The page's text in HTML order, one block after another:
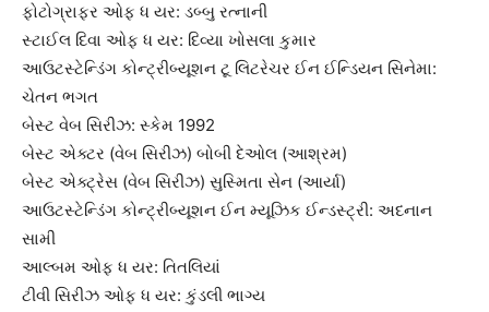
ફોટોગ્રાફર ઓફ ધ યર: ડબ્બુ રત્નાની
સ્ટાઈલ દિવા ઓફ ધ યર: દિવ્યા ખોસલા કુમાર
આઉટસ્ટેન્ડિંગ કોન્ટ્રીબ્યૂશન ટૂ લિટરેચર ઈન ઈન્ડિયન સિનેમા:
ચેતન ભગત
બેસ્ટ વેબ સિરીઝ: સ્કેમ 1992
બેસ્ટ એક્ટર (વેબ સિરીઝ) બોબી દેઓલ (આશ્રમ)
બેસ્ટ એક્ટ્રેસ (વેબ સિરીઝ) સુસ્મિતા સેન (આર્યા)
આઉટસ્ટેન્ડિંગ કોન્ટ્રીબ્યૂશન ઈન મ્યૂઝિક ઈન્ડસ્ટ્રી: અદનાન
સામી
આલ્બમ ઓફ ધ યર: તિતલિયાં
ટીવી સિરીઝ ઓફ ધ યર: કુંડલી ભાગ્ય